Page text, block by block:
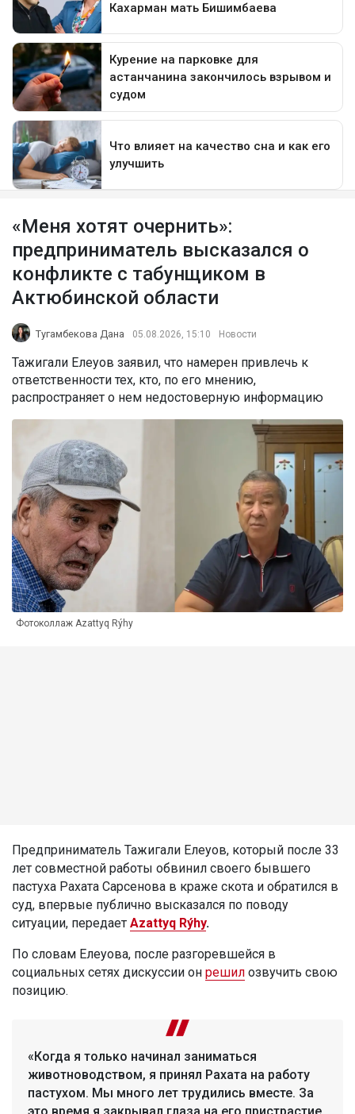
«Меня хотят очернить»:
предприниматель высказался о
конфликте с табунщиком в
Актюбинской области
Тугамбекова Дана 05.08.2026, 15:10 Новости
Тажигали Елеуов заявил, что намерен привлечь к
ответственности тех, кто, по его мнению,
распространяет о нем недостоверную информацию
Фотоколлаж Azattyq Rýhy
Предприниматель Тажигали Елеуов, который после 33
лет совместной работы обвинил своего бывшего
пастуха Рахата Сарсенова в краже скота и обратился в
суд, впервые публично высказался по поводу
ситуации, передает Azattyq Rýhy.
По словам Елеуова, после разгоревшейся в
социальных сетях дискуссии он решил озвучить свою
позицию.
«Когда я только начинал заниматься
животноводством, я принял Рахата на работу
пастухом. Мы много лет трудились вместе. За